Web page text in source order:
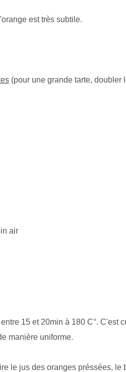
est très subtile.
(pour une grande tarte, doubler
air
15 et 20min à 180 C°. C'est
manière uniforme.
le jus des oranges préssées, le